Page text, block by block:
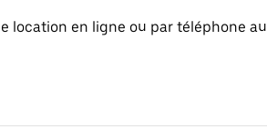
location en ligne ou par téléphone au